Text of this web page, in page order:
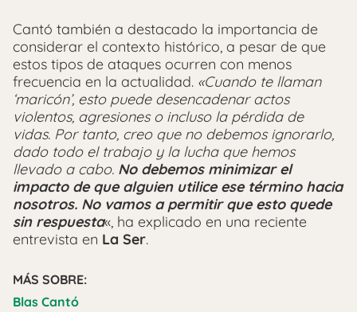
Cantó también a destacado la importancia de
considerar el contexto histórico, a pesar de que
estos tipos de ataques ocurren con menos
frecuencia en la actualidad. «Cuando te llaman
‘maricón’, esto puede desencadenar actos
violentos, agresiones o incluso la pérdida de
vidas. Por tanto, creo que no debemos ignorarlo,
dado todo el trabajo y la lucha que hemos
llevado a cabo. No debemos minimizar el
impacto de que alguien utilice ese término hacia
nosotros. No vamos a permitir que esto quede
sin respuesta«, ha explicado en una reciente
entrevista en La Ser.
MÁS SOBRE:
Blas Cantó